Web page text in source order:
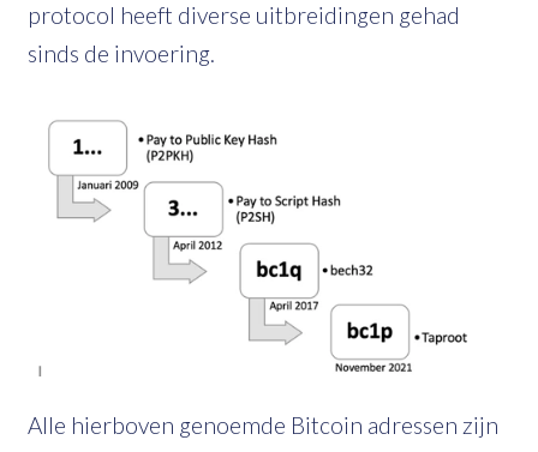
protocol heeft diverse uitbreidingen gehad
sinds de invoering.
Alle hierboven genoemde Bitcoin adressen zijn